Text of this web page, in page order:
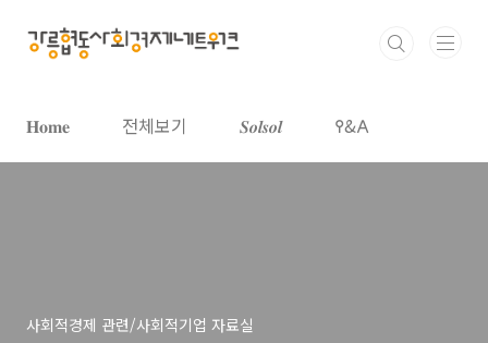
𝐇𝐨𝐦𝐞 전체보기 𝑺𝒐𝒍𝒔𝒐𝒍 𐌒&𐌀
사회적경제 관련/사회적기업 자료실